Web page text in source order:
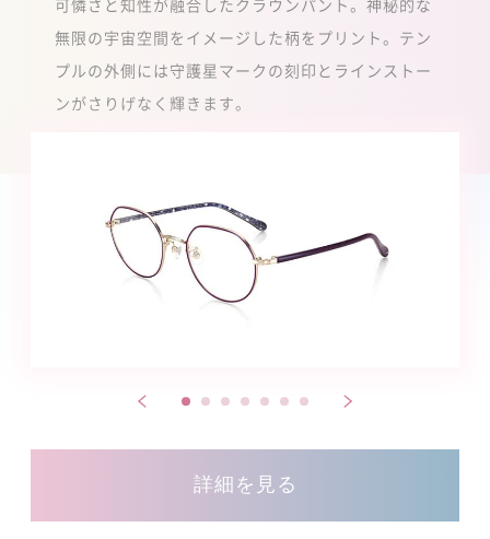
無限の宇宙空間をイメージした柄をプリント。テン
プルの外側には守護星マークの刻印とラインストー
ンがさりげなく輝きます。
詳細を見る